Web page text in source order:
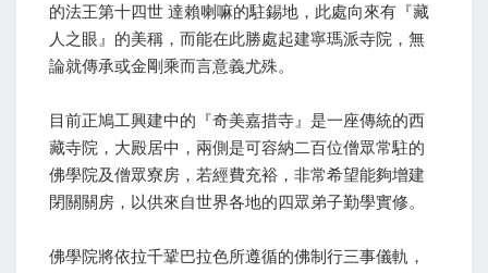
的法王第十四世 達賴喇嘛的駐錫地，此處向來有『藏
人之眼』的美稱，而能在此勝處起建寧瑪派寺院，無
論就傳承或金剛乘而言意義尤殊。
目前正鳩工興建中的『奇美嘉措寺』是一座傳統的西
藏寺院，大殿居中，兩側是可容納二百位僧眾常駐的
佛學院及僧眾寮房，若經費充裕，非常希望能夠增建
閉關關房，以供來自世界各地的四眾弟子勤學實修。
佛學院將依拉千鞏巴拉色所遵循的佛制行三事儀軌，